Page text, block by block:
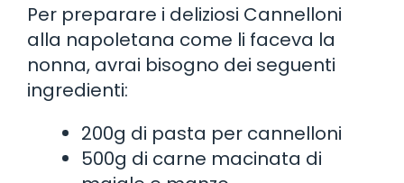
Per preparare i deliziosi Cannelloni
alla napoletana come li faceva la
nonna, avrai bisogno dei seguenti
ingredienti:
200g di pasta per cannelloni
500g di carne macinata di